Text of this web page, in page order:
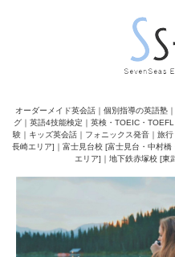
オーダーメイド英会話｜個別指導の英語塾
グ｜英語4技能検定｜英検・TOEIC・
験｜キッズ英会話｜フォニックス発音｜旅
長崎エリア]｜富士見台校 [富士見台・中村
エリア]｜地下鉄赤塚校 [東